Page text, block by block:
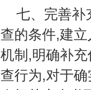
七、完善补
查的条件,建
机制 ,明确补
查行为,对于